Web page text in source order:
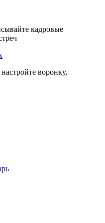
кадровые
воронку,